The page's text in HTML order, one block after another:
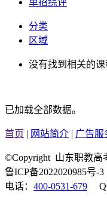
单招综评
分类
区域
没有找到相关的课
已加载全部数据。
首页 | 网站简介 | 广告服
©Copyright 山东职教高
鲁ICP备2022020985号-3
电话： 400-0531-679